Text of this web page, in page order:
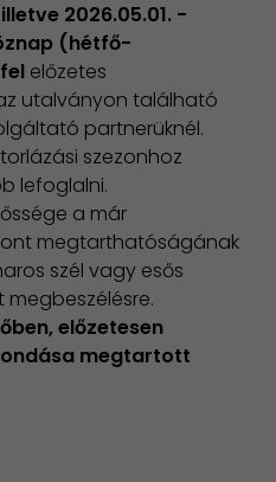
2026.05.01. -
(hétfő-
előzetes
utalványon található
partnerüknél.
szezonhoz
lefoglalni.
a már
megtarthatóságának
szél vagy esős
megbeszélésre.
előzetesen
megtartott